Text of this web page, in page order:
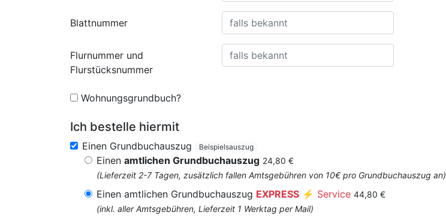
Blattnummer
Flurnummer und
Flurstücksnummer
Wohnungsgrundbuch?
Ich bestelle hiermit
Einen Grundbuchauszug Beispielsauszug
Einen amtlichen Grundbuchauszug 24,80 €
(Lieferzeit 2-7 Tagen, zusätzlich fallen Amtsgebühren von 10€ pro Grundbuchauszug an)
Einen amtlichen Grundbuchauszug EXPRESS ⚡ Service 44,80 €
(inkl. aller Amtsgebühren, Lieferzeit 1 Werktag per Mail)